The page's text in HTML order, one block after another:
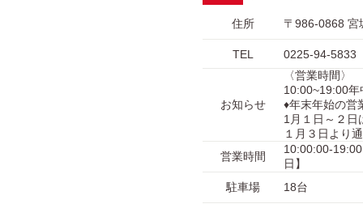
住所 〒986-0868 宮
TEL 0225-94-5833
お知らせ
〈営業時間〉
10:00~19:00年
♦年末年始の営
1月１日～２日
１月３日より
営業時間
10:00:00-
日】
駐車場
18台